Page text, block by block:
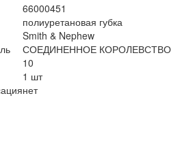
66000451
полиуретановая губка
Smith & Nephew
СОЕДИНЕННОЕ КОРОЛЕВСТВО
10
1 шт
нет